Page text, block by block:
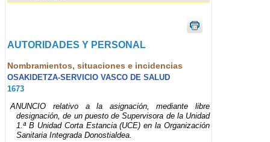
AUTORIDADES Y PERSONAL
Nombramientos, situaciones e incidencias
OSAKIDETZA-SERVICIO VASCO DE SALUD
1673
ANUNCIO relativo a la asignación, mediante libre
designación, de un puesto de Supervisora de la Unidad
1.ª B Unidad Corta Estancia (UCE) en la Organización
Sanitaria Integrada Donostialdea.